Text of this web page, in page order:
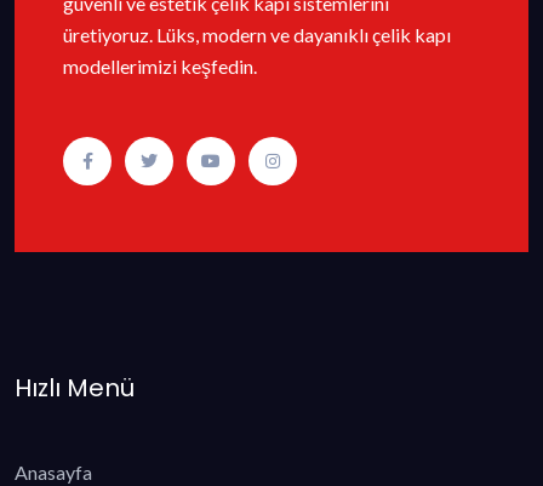
üretiyoruz. Lüks, modern ve dayanıklı çelik kapı
modellerimizi keşfedin.
Hızlı Menü
Anasayfa